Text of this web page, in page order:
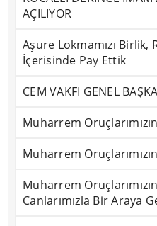
AÇILIYOR
Aşure Lokmamızı Birlik,
İçerisinde Pay Ettik
CEM VAKFI GENEL
Muharrem
Muharrem
Muharrem
Canlarımızla Bir Araya